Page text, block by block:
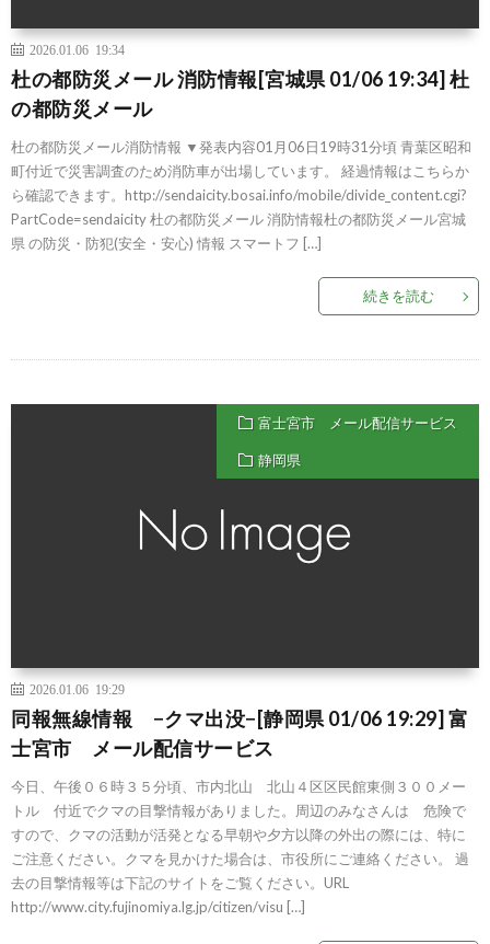
2026.01.06 19:34
杜の都防災メール 消防情報[宮城県 01/06 19:34] 杜
の都防災メール
杜の都防災メール消防情報 ▼発表内容01月06日19時31分頃 青葉区昭和
町付近で災害調査のため消防車が出場しています。 経過情報はこちらか
ら確認できます。http://sendaicity.bosai.info/mobile/divide_content.cgi?
PartCode=sendaicity 杜の都防災メール 消防情報杜の都防災メール宮城
県 の防災・防犯(安全・安心) 情報 スマートフ […]
続きを読む
富士宮市 メール配信サービス
静岡県
2026.01.06 19:29
同報無線情報 −クマ出没−[静岡県 01/06 19:29] 富
士宮市 メール配信サービス
今日、午後０６時３５分頃、市内北山 北山４区区民館東側３００メー
トル 付近でクマの目撃情報がありました。周辺のみなさんは 危険で
すので、クマの活動が活発となる早朝や夕方以降の外出の際には、特に
ご注意ください。クマを見かけた場合は、市役所にご連絡ください。 過
去の目撃情報等は下記のサイトをご覧ください。URL
http://www.city.fujinomiya.lg.jp/citizen/visu […]